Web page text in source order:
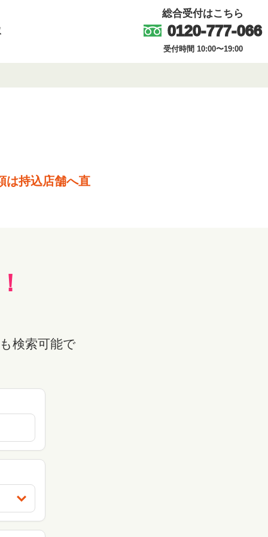
総合受付はこちら
0120-777-066
受付時間 10:00〜19:00
は持込店舗へ直
検索可能で